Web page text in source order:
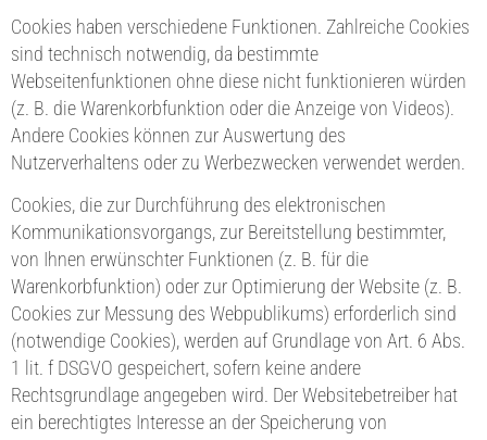
Cookies haben verschiedene Funktionen. Zahlreiche Cookies
sind technisch notwendig, da bestimmte
Webseitenfunktionen ohne diese nicht funktionieren würden
(z. B. die Warenkorbfunktion oder die Anzeige von Videos).
Andere Cookies können zur Auswertung des
Nutzerverhaltens oder zu Werbezwecken verwendet werden.
Cookies, die zur Durchführung des elektronischen
Kommunikationsvorgangs, zur Bereitstellung bestimmter,
von Ihnen erwünschter Funktionen (z. B. für die
Warenkorbfunktion) oder zur Optimierung der Website (z. B.
Cookies zur Messung des Webpublikums) erforderlich sind
(notwendige Cookies), werden auf Grundlage von Art. 6 Abs.
1 lit. f DSGVO gespeichert, sofern keine andere
Rechtsgrundlage angegeben wird. Der Websitebetreiber hat
ein berechtigtes Interesse an der Speicherung von